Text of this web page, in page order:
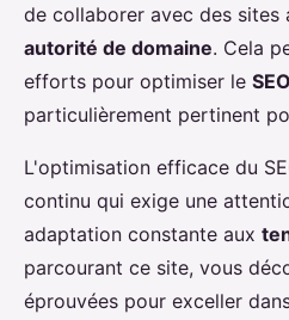
de collaborer avec des sites
autorité de domaine. Cela
efforts pour optimiser le
particulièrement pertinent
L'optimisation efficace du
continu qui exige une
adaptation constante aux
parcourant ce site, vous
éprouvées pour exceller